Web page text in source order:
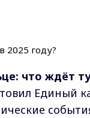
что ждёт
Единый